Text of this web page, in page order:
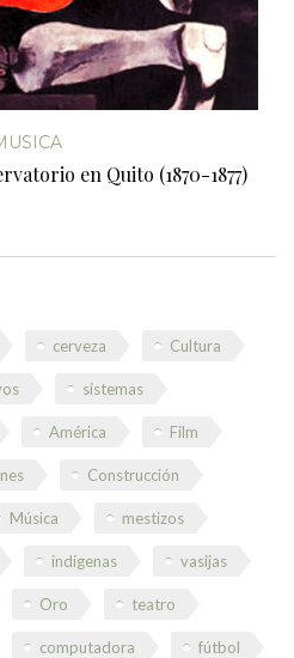
en Quito (1870-1877)
cerveza Cultura
sistemas
América Film
Construcción
Música mestizos
indígenas vasijas
Oro teatro
computadora fútbol